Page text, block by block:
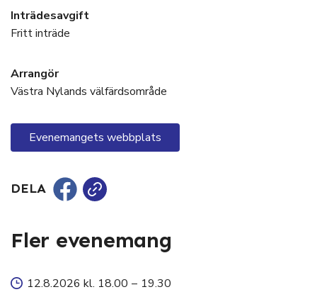
Inträdesavgift
Fritt inträde
Arrangör
Västra Nylands välfärdsområde
Evenemangets webbplats
DELA
Fler evenemang
12.8.2026 kl. 18.00 – 19.30